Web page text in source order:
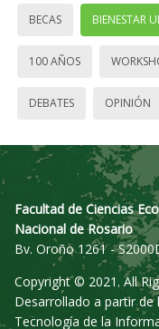
BECAS BIENESTAR
100 AÑOS
DEBATES OPINIÓN
Facultad de Ciencias
Nacional de Rosario
Bv. Oroño 1261 -
Copyright © 2021. All
Desarrollado a partir
Tecnología de la